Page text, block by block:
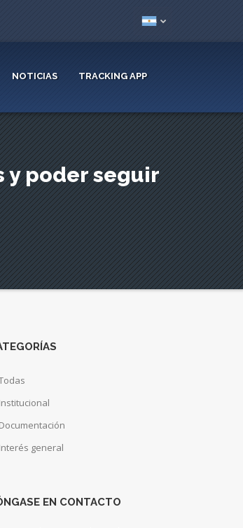
NOTICIAS TRACKING APP
y poder seguir
Institucional
Documentación
Interés general
EN CONTACTO